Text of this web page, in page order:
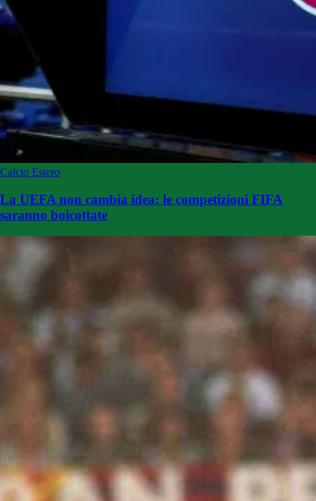
Calcio Estero
La UEFA non cambia idea: le competizioni FIFA
saranno boicottate